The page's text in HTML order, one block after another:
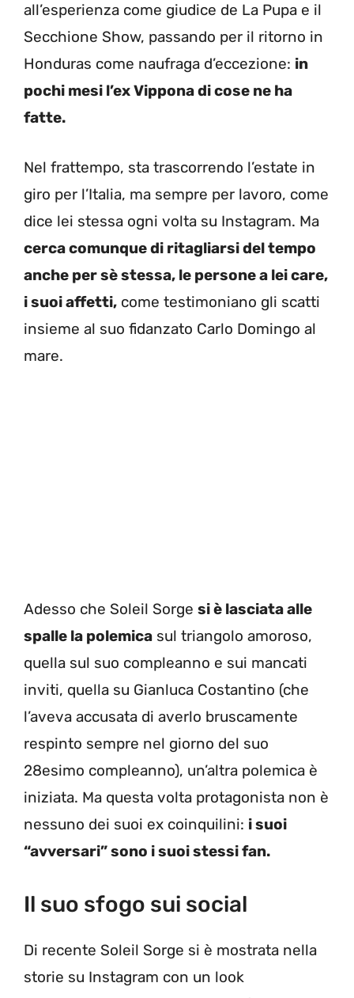
all’esperienza come giudice de La Pupa e il
Secchione Show, passando per il ritorno in
Honduras come naufraga d’eccezione: in
pochi mesi l’ex Vippona di cose ne ha
fatte.
Nel frattempo, sta trascorrendo l’estate in
giro per l’Italia, ma sempre per lavoro, come
dice lei stessa ogni volta su Instagram. Ma
cerca comunque di ritagliarsi del tempo
anche per sè stessa, le persone a lei care,
i suoi affetti, come testimoniano gli scatti
insieme al suo fidanzato Carlo Domingo al
mare.
Adesso che Soleil Sorge si è lasciata alle
spalle la polemica sul triangolo amoroso,
quella sul suo compleanno e sui mancati
inviti, quella su Gianluca Costantino (che
l’aveva accusata di averlo bruscamente
respinto sempre nel giorno del suo
28esimo compleanno), un’altra polemica è
iniziata. Ma questa volta protagonista non è
nessuno dei suoi ex coinquilini: i suoi
“avversari” sono i suoi stessi fan.
Il suo sfogo sui social
Di recente Soleil Sorge si è mostrata nella
storie su Instagram con un look